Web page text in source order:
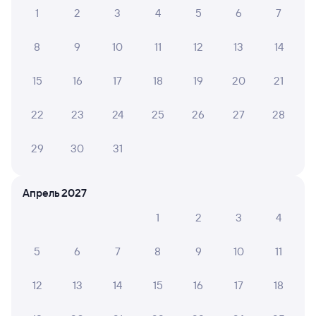
Что нужно, чтобы сесть в поезд?
Что делать, если ошибся при вводе данных
1 2 3 4 5 6 7
8 9 10 11 12 13 14
15 16 17 18 19 20 21
22 23 24 25 26 27 28
29 30 31
Апрель 2027
1
2 3 4
5 6 7 8 9 10 11
12 13 14 15 16 17 18